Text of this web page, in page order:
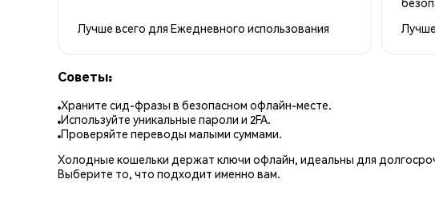
Лучше всего для Ежедневного использования
Советы:
Храните сид-фразы в безопасном офлайн-месте.
Используйте уникальные пароли и 2FA.
Проверяйте переводы малыми суммами.
Холодные кошельки держат ключи офлайн, идеальны для
Выберите то, что подходит именно вам.